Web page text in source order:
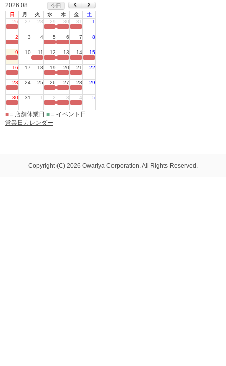
2026.08
今日
日
月 火 水 木 金
土
26
27 28 29 30 31 1
2 3 4 5 6 7 8
9 10 11 12 13 14 15
16 17 18 19 20 21 22
23 24 25 26 27 28 29
30 31 1 2 3 4 5
■ ＝店舗休業日 ■ ＝イベント日
営業日カレンダー
Copyright (C) 2026 Owariya Corporation. All Rights Reserved.